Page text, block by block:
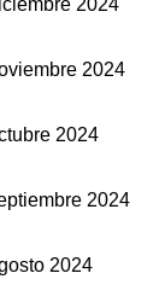
2024
2024
2024
2024
2024